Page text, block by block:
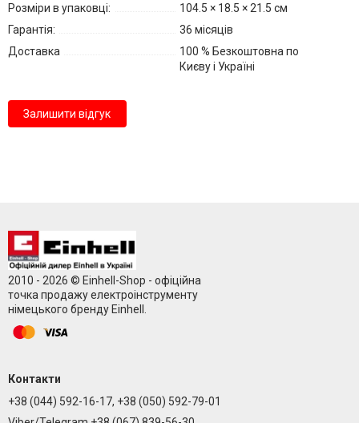
Розміри в упаковці:
104.5 × 18.5 × 21.5 см
Гарантія:
36 місяців
Доставка
100 % Безкоштовна по
Києву і Україні
Залишити відгук
2010 - 2026 © Einhell-Shop - офіційна
точка продажу електроінструменту
німецького бренду Einhell.
Контакти
+38 (044) 592-16-17, +38 (050) 592-79-01